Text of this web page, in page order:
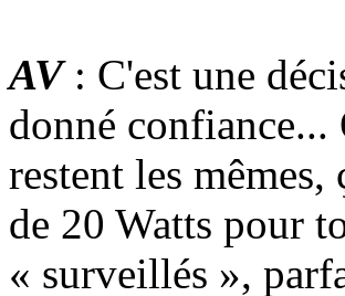
AV: C'est une
donné
restent les mêmes,
de 20 Watts pour
« surveillés »,